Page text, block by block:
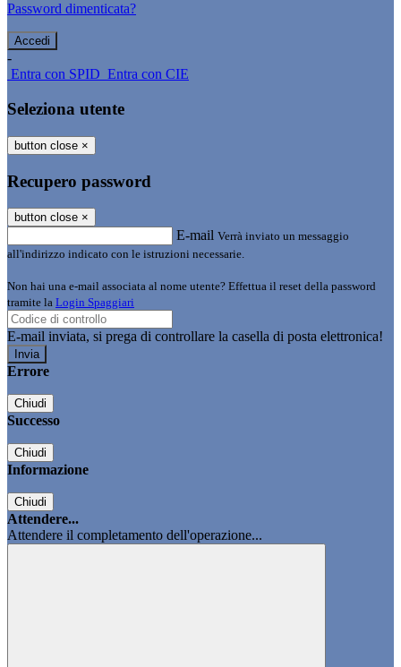
Password dimenticata?
-
Entra con SPID Entra con CIE
Seleziona utente
button close ×
Recupero password
button close ×
E-mail Verrà inviato un messaggio
all'indirizzo indicato con le istruzioni necessarie.
Non hai una e-mail associata al nome utente? Effettua il reset della password
tramite la Login Spaggiari
E-mail inviata, si prega di controllare la casella di posta elettronica!
Errore
Chiudi
Successo
Chiudi
Informazione
Chiudi
Attendere...
Attendere il completamento dell'operazione...